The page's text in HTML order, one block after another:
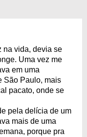
na vida, devia se
Uma vez me
em uma
São Paulo, mais
pacato, onde se
pela delícia de um
mais de uma
porque pra